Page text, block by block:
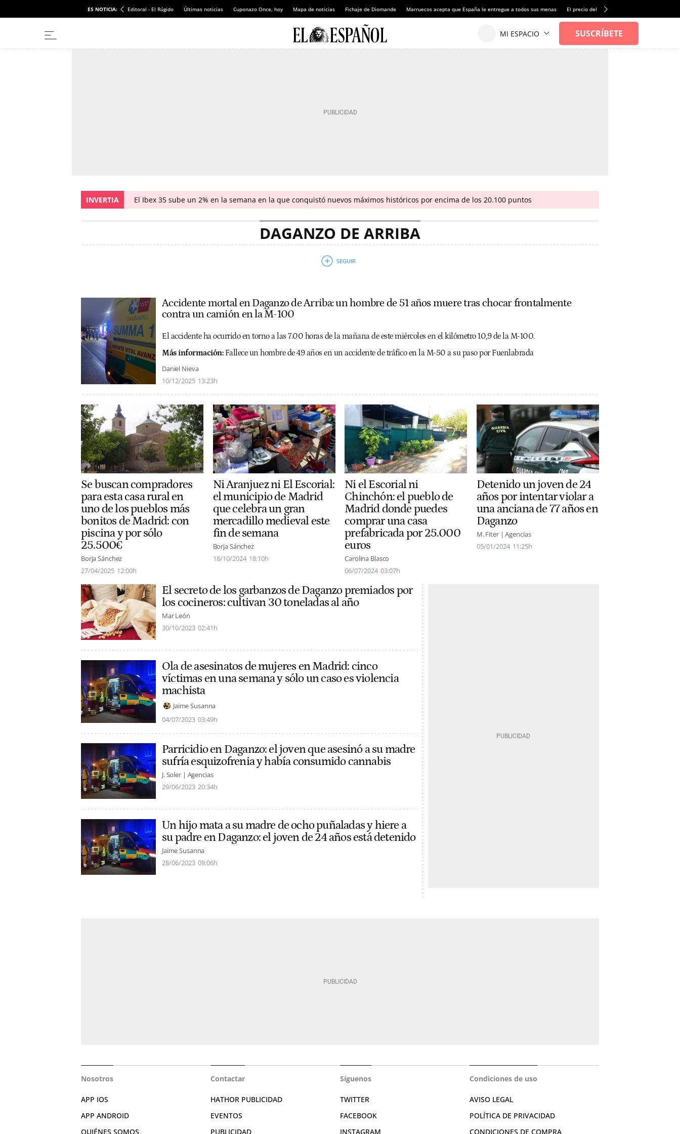
ES NOTICIA: Editoral - El Rúgido Últimas noticias Cuponazo Once, hoy Mapa de noticias Fichaje de Diomande Marruecos acepta que España le entregue a todos sus menas El precio del alquiler de vivienda baja por
INVERTIA El Ibex 35 sube un 2% en la semana en la que conquistó nuevos máximos históricos por encima de los 20.100 puntos
DAGANZO DE ARRIBA
Accidente mortal en Daganzo de Arriba: un hombre de 51 años muere tras chocar frontalmente
contra un camión en la M-100
El accidente ha ocurrido en torno a las 7.00 horas de la mañana de este miércoles en el kilómetro 10,9 de la M-100.
Más información: Fallece un hombre de 49 años en un accidente de tráfico en la M-50 a su paso por Fuenlabrada
Daniel Nieva
10/12/2025 13:23h
Se buscan compradores
para esta casa rural en
uno de los pueblos más
bonitos de Madrid: con
piscina y por sólo
25.500€
Borja Sánchez
27/04/2025 12:00h
Ni Aranjuez ni El Escorial:
el municipio de Madrid
que celebra un gran
mercadillo medieval este
fin de semana
Borja Sánchez
18/10/2024 18:10h
Ni el Escorial ni
Chinchón: el pueblo de
Madrid donde puedes
comprar una casa
prefabricada por 25.000
euros
Carolina Blasco
06/07/2024 03:07h
Detenido un joven de 24
años por intentar violar a
una anciana de 77 años en
Daganzo
M. Fiter | Agencias
05/01/2024 11:25h
El secreto de los garbanzos de Daganzo premiados por
los cocineros: cultivan 30 toneladas al año
Mar León
30/10/2023 02:41h
Ola de asesinatos de mujeres en Madrid: cinco
víctimas en una semana y sólo un caso es violencia
machista
Jaime Susanna
04/07/2023 03:49h
Parricidio en Daganzo: el joven que asesinó a su madre
sufría esquizofrenia y había consumido cannabis
J. Soler | Agencias
29/06/2023 20:34h
Un hijo mata a su madre de ocho puñaladas y hiere a
su padre en Daganzo: el joven de 24 años está detenido
Jaime Susanna
28/06/2023 09:06h
Nosotros
APP IOS
APP ANDROID
QUIÉNES SOMOS
Contactar
HATHOR PUBLICIDAD
EVENTOS
PUBLICIDAD
Síguenos
TWITTER
FACEBOOK
INSTAGRAM
Condiciones de uso
AVISO LEGAL
POLÍTICA DE PRIVACIDAD
CONDICIONES DE COMPRA